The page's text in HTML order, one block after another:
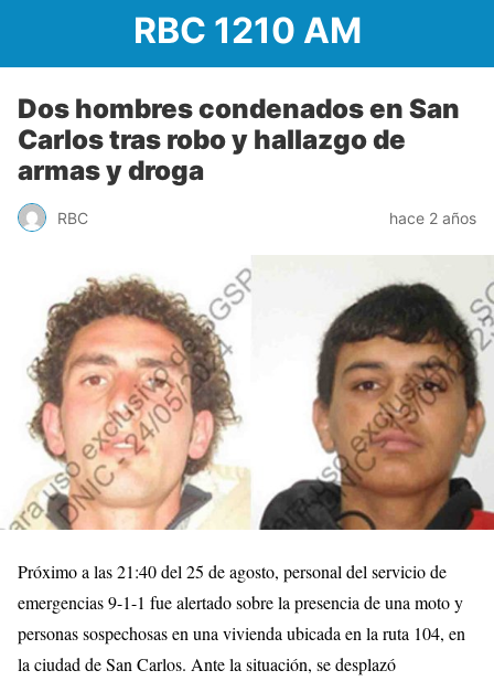
RBC 1210 AM
Dos hombres condenados en San
Carlos tras robo y hallazgo de
armas y droga
RBC hace 2 años
Próximo a las 21:40 del 25 de agosto, personal del servicio de
emergencias 9-1-1 fue alertado sobre la presencia de una moto y
personas sospechosas en una vivienda ubicada en la ruta 104, en
la ciudad de San Carlos. Ante la situación, se desplazó